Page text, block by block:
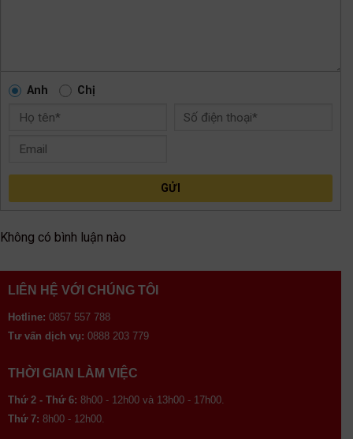
Anh Chị
GỬI
Không có bình luận nào
LIÊN HỆ VỚI CHÚNG TÔI
Hotline: 0857 557 788
Tư vấn dịch vụ: 0888 203 779
THỜI GIAN LÀM VIỆC
Thứ 2 - Thứ 6: 8h00 - 12h00 và 13h00 - 17h00.
Thứ 7: 8h00 - 12h00.